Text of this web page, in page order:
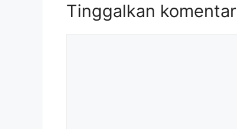
Tinggalkan komentar